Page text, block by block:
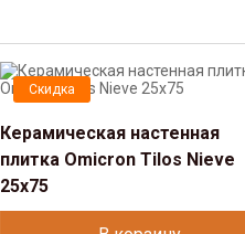
Скидка
Керамическая настенная
плитка Omicron Tilos Nieve
25x75